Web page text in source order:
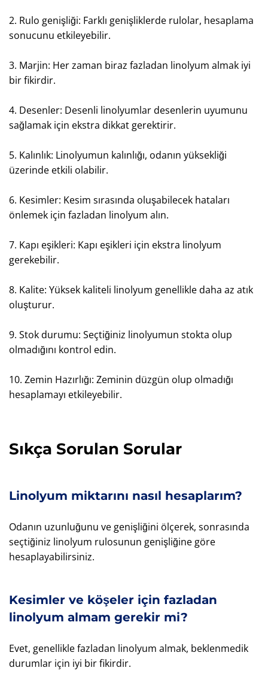
2. Rulo genişliği: Farklı genişliklerde rulolar, hesaplama
sonucunu etkileyebilir.
3. Marjin: Her zaman biraz fazladan linolyum almak iyi
bir fikirdir.
4. Desenler: Desenli linolyumlar desenlerin uyumunu
sağlamak için ekstra dikkat gerektirir.
5. Kalınlık: Linolyumun kalınlığı, odanın yüksekliği
üzerinde etkili olabilir.
6. Kesimler: Kesim sırasında oluşabilecek hataları
önlemek için fazladan linolyum alın.
7. Kapı eşikleri: Kapı eşikleri için ekstra linolyum
gerekebilir.
8. Kalite: Yüksek kaliteli linolyum genellikle daha az atık
oluşturur.
9. Stok durumu: Seçtiğiniz linolyumun stokta olup
olmadığını kontrol edin.
10. Zemin Hazırlığı: Zeminin düzgün olup olmadığı
hesaplamayı etkileyebilir.
Sıkça Sorulan Sorular
Linolyum miktarını nasıl hesaplarım?
Odanın uzunluğunu ve genişliğini ölçerek, sonrasında
seçtiğiniz linolyum rulosunun genişliğine göre
hesaplayabilirsiniz.
Kesimler ve köşeler için fazladan
linolyum almam gerekir mi?
Evet, genellikle fazladan linolyum almak, beklenmedik
durumlar için iyi bir fikirdir.